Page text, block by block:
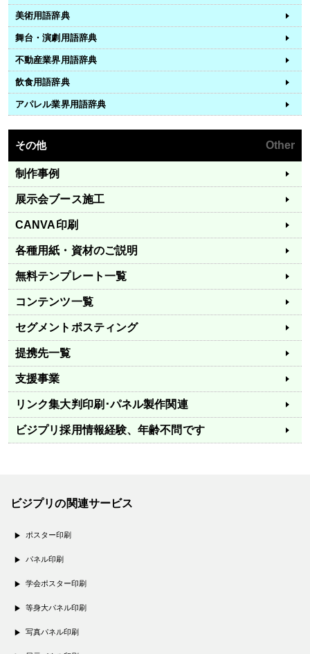
美術用語辞典
舞台・演劇用語辞典
不動産業界用語辞典
飲食用語辞典
アパレル業界用語辞典
その他 Other
制作事例
展示会ブース施工
CANVA印刷
各種用紙・資材のご説明
無料テンプレート一覧
コンテンツ一覧
セグメントポスティング
提携先一覧
支援事業
リンク集大判印刷･パネル製作関連
ビジプリ採用情報経験、年齢不問です
ビジプリの関連サービス
ポスター印刷
パネル印刷
学会ポスター印刷
等身大パネル印刷
写真パネル印刷